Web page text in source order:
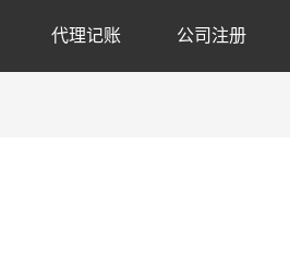
代理记账 公司注册